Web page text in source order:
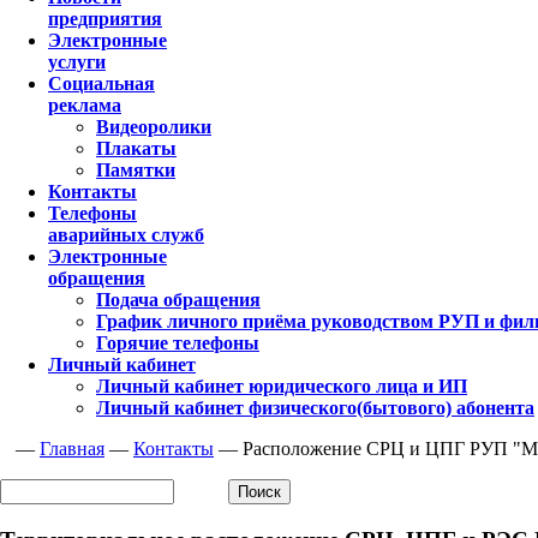
предприятия
Электронные
услуги
Социальная
реклама
Видеоролики
Плакаты
Памятки
Контакты
Телефоны
аварийных служб
Электронные
обращения
Подача обращения
График личного приёма руководством РУП и
Горячие телефоны
Личный кабинет
Личный кабинет юридического лица и ИП
Личный кабинет физического(бытового) абонента
— Главная — Контакты — Расположение СРЦ и ЦПГ РУП